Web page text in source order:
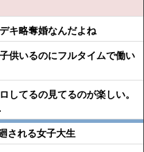
キ略奪婚なんだよね
供いるのにフルタイムで働い
してるの見てるのが楽しい。
される女子大生